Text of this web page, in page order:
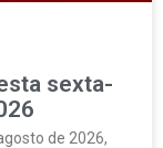
sexta-
de 2026,